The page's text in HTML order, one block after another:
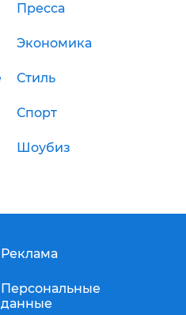
Пресса
Экономика
Стиль
Спорт
Шоубиз
Реклама
Персональные
данные